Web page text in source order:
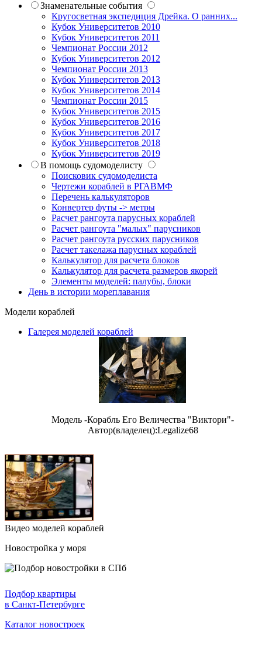
Знаменательные события
Кругосветная экспедиция Дрейка. О ранних...
Кубок Университетов 2010
Кубок Университетов 2011
Чемпионат России 2012
Кубок Университетов 2012
Чемпионат России 2013
Кубок Университетов 2013
Кубок Университетов 2014
Чемпионат России 2015
Кубок Университетов 2015
Кубок Университетов 2016
Кубок Университетов 2017
Кубок Университетов 2018
Кубок Университетов 2019
В помощь судомоделисту
Поисковик судомоделиста
Чертежи кораблей в РГАВМФ
Перечень калькуляторов
Конвертер футы -> метры
Расчет рангоута парусных кораблей
Расчет рангоута "малых" парусников
Расчет рангоута русских парусников
Расчет такелажа парусных кораблей
Калькулятор для расчета блоков
Калькулятор для расчета размеров якорей
Элементы моделей: палубы, блоки
День в истории мореплавания
Модели кораблей
Галерея моделей кораблей
Модель -Корабль Его Величества "Виктори"-
Автор(владелец):Legalize68
Видео моделей кораблей
Новостройка у моря
Подбор квартиры
в Санкт-Петербурге
Каталог новостроек